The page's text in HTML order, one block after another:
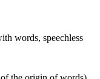
words, speechless